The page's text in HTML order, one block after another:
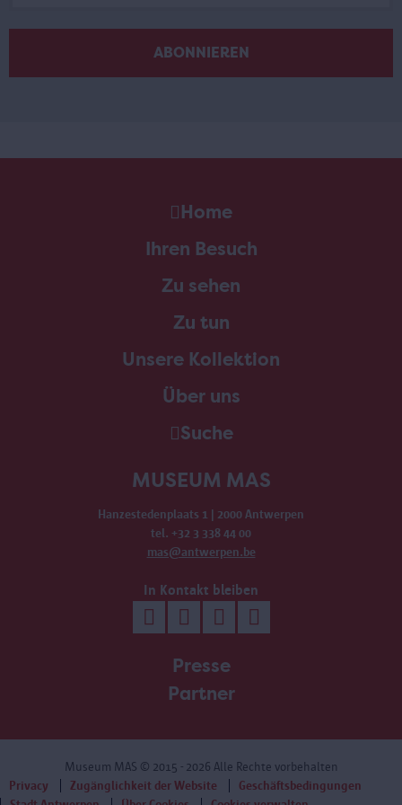
Home
Ihren Besuch
Zu sehen
Zu tun
Unsere Kollektion
Über uns
Suche
MUSEUM MAS
Hanzestedenplaats 1 | 2000 Antwerpen
tel. +32 3 338 44 00
mas@antwerpen.be
In Kontakt bleiben
Presse
Partner
Museum MAS © 2015 - 2026 Alle Rechte vorbehalten
Privacy
Zugänglichkeit der Website
Geschäftsbedingungen